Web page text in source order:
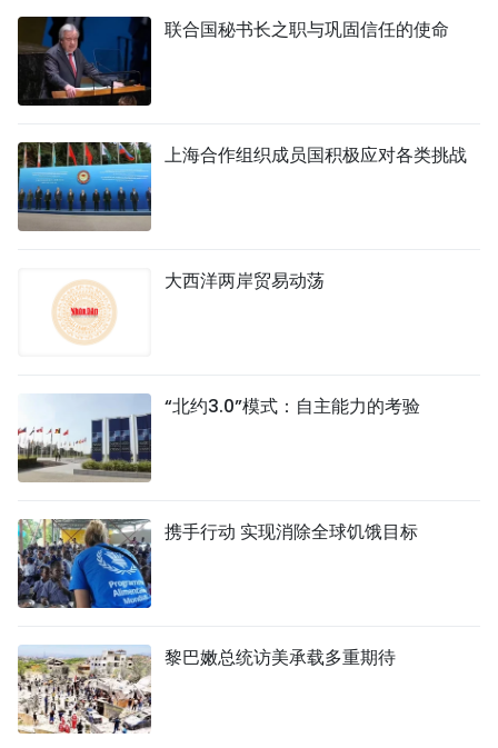
联合国秘书长之职与巩固信任的使命
上海合作组织成员国积极应对各类挑战
大西洋两岸贸易动荡
“北约3.0”模式：自主能力的考验
携手行动 实现消除全球饥饿目标
黎巴嫩总统访美承载多重期待